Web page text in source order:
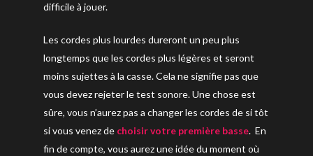
difficile à jouer.
Les cordes plus lourdes dureront un peu plus
longtemps que les cordes plus légères et seront
moins sujettes à la casse. Cela ne signifie pas que
vous devez rejeter le test sonore. Une chose est
sûre, vous n’aurez pas a changer les cordes de si tôt
si vous venez de choisir votre première basse. En
fin de compte, vous aurez une idée du moment où